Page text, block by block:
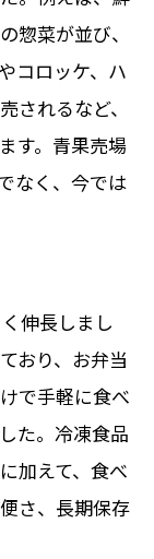
惣菜が並び、
コロッケ、ハ
されるなど、
す。青果売場
なく、今では
伸長しまし
おり、お弁当
で手軽に食べ
た。冷凍食品
加えて、食べ
さ、長期保存